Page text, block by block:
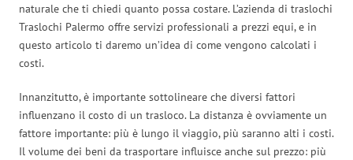
naturale che ti chiedi quanto possa costare. L’azienda di traslochi
Traslochi Palermo offre servizi professionali a prezzi equi, e in
questo articolo ti daremo un’idea di come vengono calcolati i
costi.
Innanzitutto, è importante sottolineare che diversi fattori
influenzano il costo di un trasloco. La distanza è ovviamente un
fattore importante: più è lungo il viaggio, più saranno alti i costi.
Il volume dei beni da trasportare influisce anche sul prezzo: più